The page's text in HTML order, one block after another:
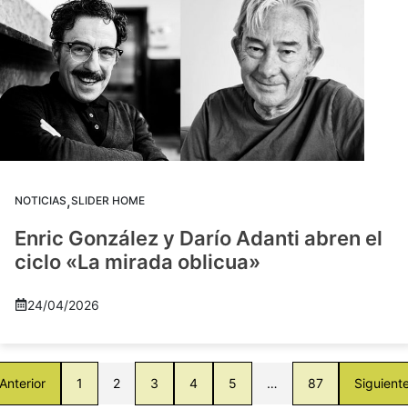
NOTICIAS,SLIDER HOME
Enric González y Darío Adanti abren el
ciclo «La mirada oblicua»
24/04/2026
1 2 3 4 5 … 87